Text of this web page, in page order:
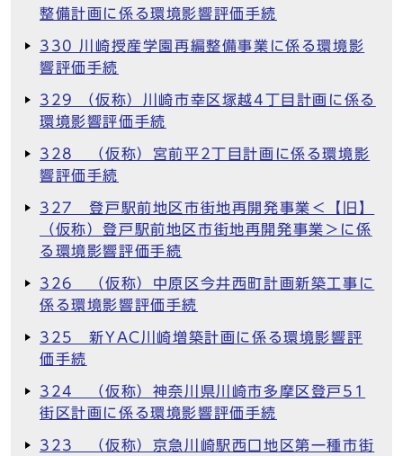
整備計画に係る環境影響評価手続
330 川崎授産学園再編整備事業に係る環境影
響評価手続
329 （仮称）川崎市幸区塚越4丁目計画に係る
環境影響評価手続
328 （仮称）宮前平2丁目計画に係る環境影
響評価手続
327 登戸駅前地区市街地再開発事業＜【旧】
（仮称）登戸駅前地区市街地再開発事業＞に係
る環境影響評価手続
326 （仮称）中原区今井西町計画新築工事に
係る環境影響評価手続
325 新YAC川崎増築計画に係る環境影響評
価手続
324 （仮称）神奈川県川崎市多摩区登戸51
街区計画に係る環境影響評価手続
323 （仮称）京急川崎駅西口地区第一種市街